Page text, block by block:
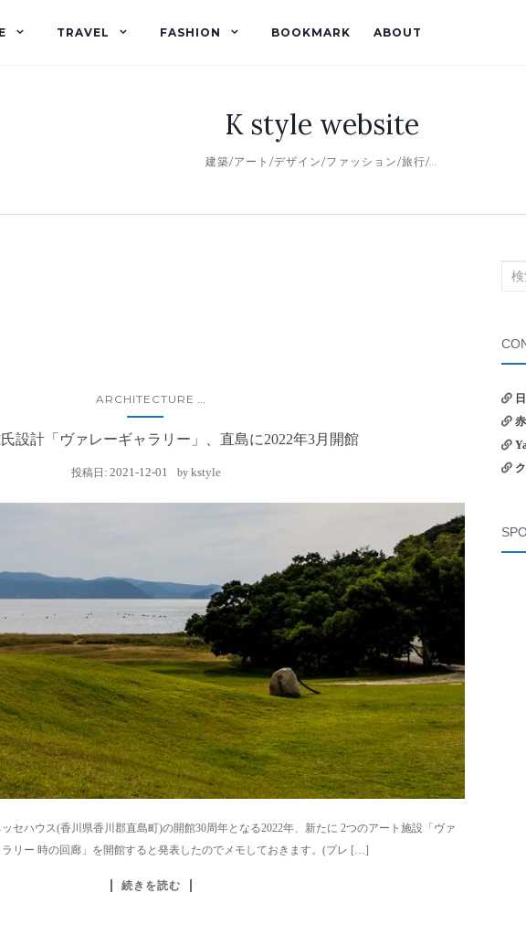
TRAVEL FASHION BOOKMARK ABOUT
K style website
建築/アート/デザイン/ファッション/旅行/…
ARCHITECTURE ...
設計「ヴァレーギャラリー」、直島に2022年3月開館
投稿日:2021-12-01 bykstyle
セハウス(香川県香川郡直島町)の開館30周年となる2022年、新たに 2つのアート施設「ヴァ
リー 時の回廊」を開館すると発表したのでメモしておきます。(プレ […]
続きを読む
象: